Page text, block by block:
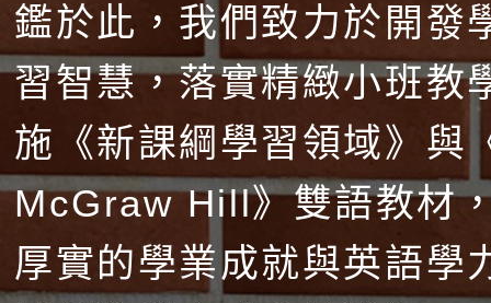
鑑於此，我們致力於開發
習智慧，落實精緻小班教
施《新課綱學習領域》與
McGraw Hill》雙語教材
厚實的學業成就與英語學